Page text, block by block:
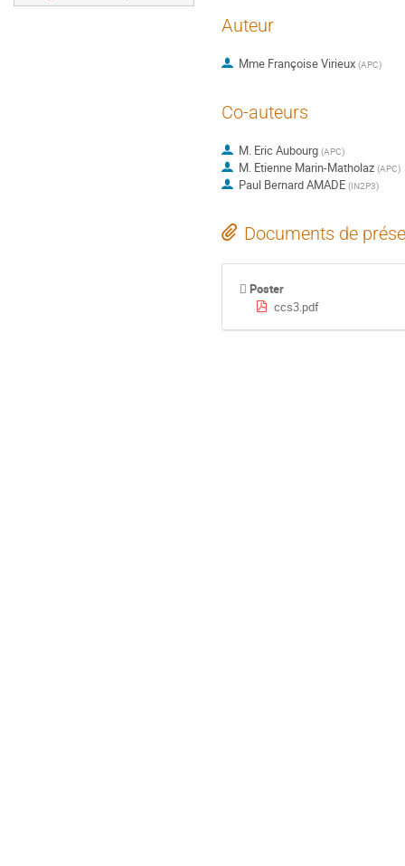
Auteur
Mme Françoise Virieux (APC)
Co-auteurs
M. Eric Aubourg (APC)
M. Etienne Marin-Matholaz (APC)
Paul Bernard AMADE (IN2P3)
Documents de
Poster
ccs3.pdf